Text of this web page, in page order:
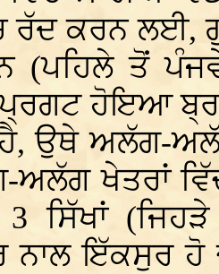
ਰੱਦ ਕਰਨ ਲਈ,
(ਪਹਿਲੇ ਤੋਂ
ਹੋਇਆ
ਉਥੇ ਅਲੱਗ-ਅਲੱਗ
ਖੇਤਰਾਂ
3 ਸਿੱਖਾਂ
ਨਾਲ ਇੱਕਸੁਰ